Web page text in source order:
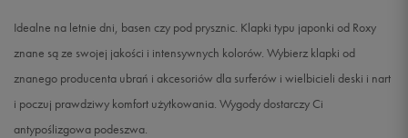
41 27 cm Powiadom o dostępności
Idealne na letnie dni, basen czy pod prysznic. Klapki typu japonki od Roxy
znane są ze swojej jakości i intensywnych kolorów. Wybierz klapki od
znanego producenta ubrań i akcesoriów dla surferów i wielbicieli deski i nart
i poczuj prawdziwy komfort użytkowania. Wygody dostarczy Ci
antypoślizgowa podeszwa.